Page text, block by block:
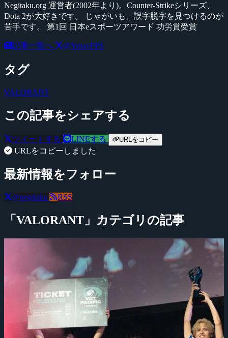
Negitaku.org 運営者(2002年より)。Counter-Strikeシリーズ、
Dota 2が大好きです。 じゃがいも、誤字脱字を見つけるのが
苦手です。 第1回 日本eスポーツアワード 功労賞受賞
記事一覧へ @YossyFPS
タグ
VALORANT
この記事をシェアする
ツイートする LINEする URLをコピー
URLをコピーしました
最新情報をフォロー
@negitaku RSS
「VALORANT」カテゴリの記事